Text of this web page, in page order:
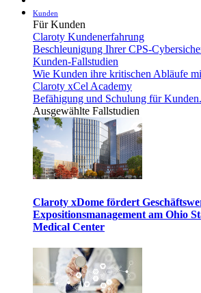
Kunden
Für Kunden
Claroty Kundenerfahrung
Beschleunigung Ihrer CPS-
Kunden-Fallstudien
Wie Kunden ihre kritischen Abläufe
Claroty xCel Academy
Befähigung und Schulung für Kunden.
Ausgewählte Fallstudien
Claroty xDome fördert
Expositionsmanagement am Ohio
Medical Center